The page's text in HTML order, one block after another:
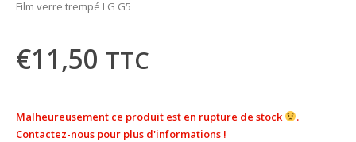
Film verre trempé LG G5
€11,50 TTC
Malheureusement ce produit est en rupture de stock
.
Contactez-nous pour plus d'informations !